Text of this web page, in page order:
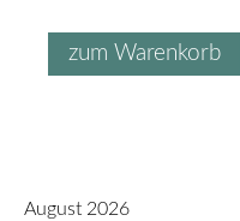
zum Warenkorb
August 2026